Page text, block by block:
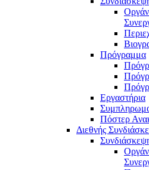
Πρόγραμμα
Εργαστήρια
Πόστερ
Διεθνής